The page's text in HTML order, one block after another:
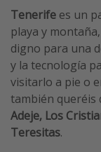
Tenerife es un
playa y
digno para una
y la tecnología
visitarlo a pie o
también queréis
Adeje, Los
Teresitas.